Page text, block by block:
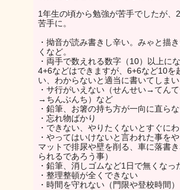
1年生の頃から勉強が苦手でしたが、
苦手に。
・拗音が読み書きし辛い。みゃと描
くなど。
・両手で数えれる数字（10）以上に
4+6などはできますが、6+6など10を
い、わからないと適当に書いてしまい
・サ行がいえない（せんせい→てん
→ちんぶんち）など
・鉛筆、お箸の持ち方が一向に直ら
・忘れ物ばかり
・できない、やりたくないとすぐに
・やってはいけないと言われた事を
マットで排尿や壁を削る、車に落書
られるであろう事）
・鉛筆、消しゴムなど1日で無くなっ
・整理整頓が全くできない
・時間を守れない（門限や登校時間）